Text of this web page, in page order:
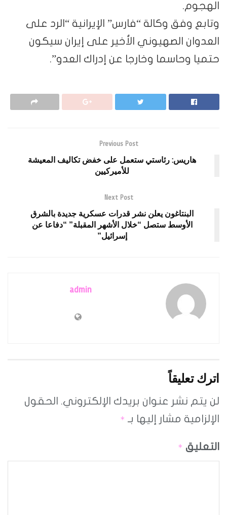
الهجوم.
وتابع وفق وكالة “فارس” الإيرانية “الرد على
العدوان الصهيوني الأخير على إيران سيكون
حتميا وحاسما وخارجا عن إدراك العدو”.
Previous Post
هاريس: رئاستي ستعمل على خفض تكاليف المعيشة
للأميركيين
Next Post
البنتاغون يعلن نشر قدرات عسكرية جديدة بالشرق
الأوسط ستصل “خلال الأشهر المقبلة” “دفاعا عن
إسرائيل”
admin
اترك تعليقاً
لن يتم نشر عنوان بريدك الإلكتروني. الحقول
الإلزامية مشار إليها بـ *
التعليق *